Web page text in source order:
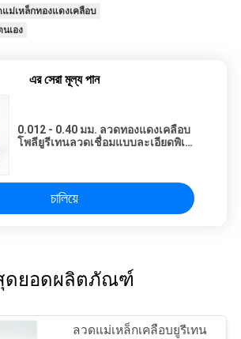
แม่เหล็กทองแดงเคลือบ
เอง
এর সেরা মূল্য পান
0.012 - 0.40 มม. ลวดทองแดงเคลือบ
โพลียูรีเทนลวดเชื่อมแบบละเอียดพิเศษ
চালিয়ে
ดยอดผลิตภัณฑ์
ลวดแม่เหล็กเคลือบยูรีเทน